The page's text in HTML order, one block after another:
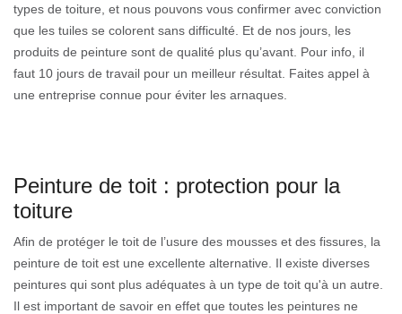
types de toiture, et nous pouvons vous confirmer avec conviction
que les tuiles se colorent sans difficulté. Et de nos jours, les
produits de peinture sont de qualité plus qu’avant. Pour info, il
faut 10 jours de travail pour un meilleur résultat. Faites appel à
une entreprise connue pour éviter les arnaques.
Peinture de toit : protection pour la
toiture
Afin de protéger le toit de l’usure des mousses et des fissures, la
peinture de toit est une excellente alternative. Il existe diverses
peintures qui sont plus adéquates à un type de toit qu'à un autre.
Il est important de savoir en effet que toutes les peintures ne